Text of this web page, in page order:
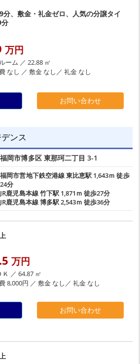
分、敷金・礼金ゼロ、人気の分譲タイ
万円
ーム ／ 22.88 ㎡
なし ／ 敷金 なし／ 礼金 なし
お問い合わせ
ンス
福岡市博多区 東那珂二丁目 3-1
福岡市営地下鉄空港線東比恵駅 1,643ｍ 徒歩
24分
JR鹿児島本線竹下駅1,871ｍ 徒歩27分
JR鹿児島本線博多駅2,543ｍ 徒歩36分
万円
Ｋ ／ 64.87 ㎡
8,000円 ／ 敷金 なし／ 礼金 なし
お問い合わせ